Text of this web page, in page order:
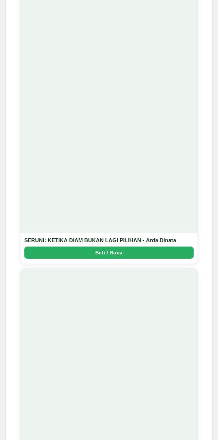
SERUNI: KETIKA DIAM BUKAN LAGI PILIHAN - Arda Dinata
Beli / Baca